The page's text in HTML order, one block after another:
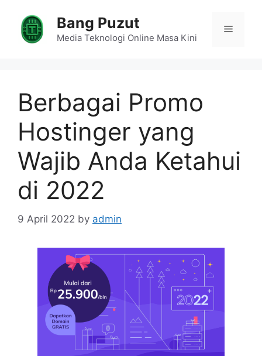
content
Bang Puzut
Media Teknologi Online Masa Kini
Menu
Berbagai Promo
Hostinger yang
Wajib Anda Ketahui
di 2022
9 April 2022 by admin